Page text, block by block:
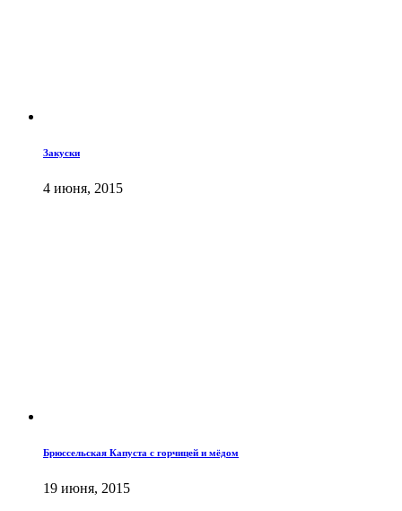
Закуски
4 июня, 2015
Брюссельская Капуста с горчицей и мёдом
19 июня, 2015